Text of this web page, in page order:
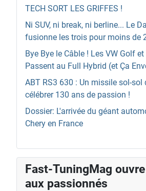
TECH SORT LES GRIFFES !
Ni SUV, ni break, ni berline... Le
fusionne les trois pour moins de
Bye Bye le Câble ! Les VW Golf
Passent au Full Hybrid (et Ça
ABT RS3 630 : Un missile sol-sol
célébrer 130 ans de passion !
Dossier: L'arrivée du géant
Chery en France
Fast-TuningMag
aux passionnés